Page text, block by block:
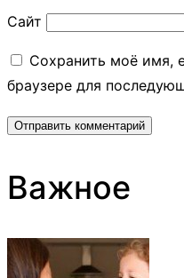
Сайт
Сохранить моё имя,
браузере для
Важное